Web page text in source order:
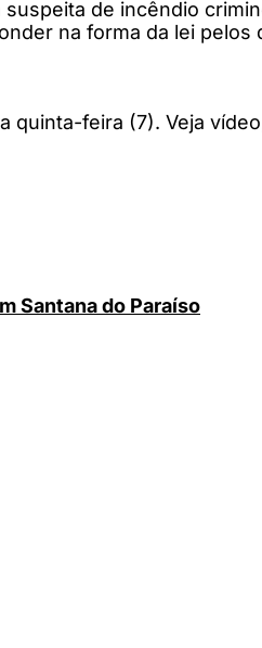
de incêndio
na forma da lei pelos
quinta-feira (7). Veja
Santana do Paraíso